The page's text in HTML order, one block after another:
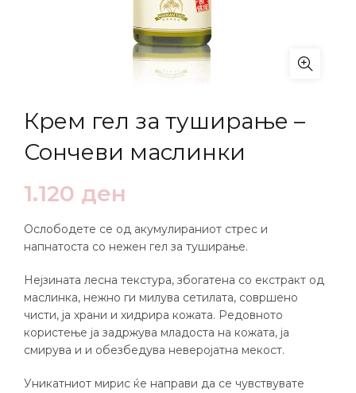
Крем гел за туширање –
Сончеви маслинки
1.120 ден
Ослободете се од акумулираниот стрес и
напнатоста со нежен гел за туширање.
Нејзината лесна текстура, збогатена со екстракт од
маслинка, нежно ги милува сетилата, совршено
чисти, ја храни и хидрира кожата. Редовното
користење ја задржува младоста на кожата, ја
смирува и и обезбедува неверојатна мекост.
Уникатниот мирис ќе направи да се чувствувате